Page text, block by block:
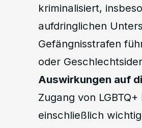
kriminalisiert,
aufdringlichen
Gefängnisstrafen
oder
Auswirkungen auf
Zugang von
einschließlich